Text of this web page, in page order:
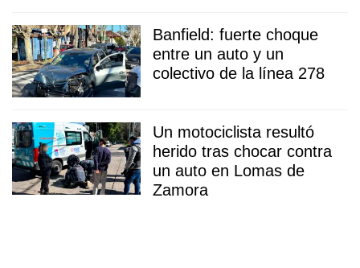
Banfield: fuerte choque
entre un auto y un
colectivo de la línea 278
Un motociclista resultó
herido tras chocar contra
un auto en Lomas de
Zamora